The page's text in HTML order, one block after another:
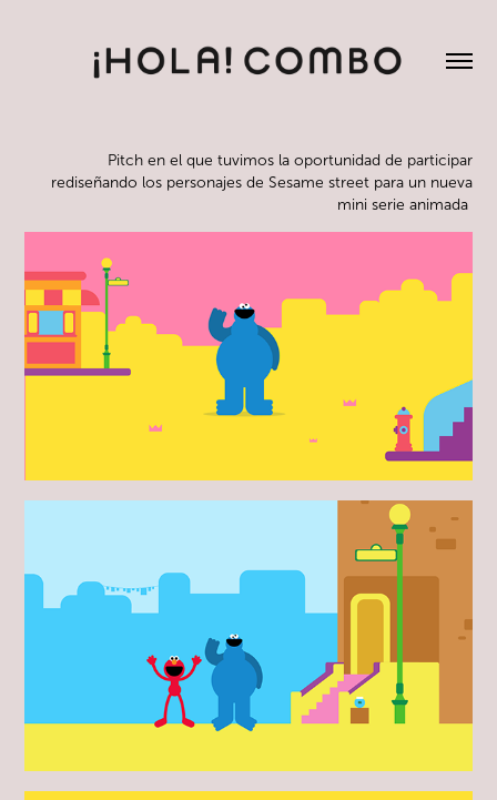
Pitch en el que tuvimos la oportunidad de participar
rediseñando los personajes de Sesame street para un nueva
mini serie animada